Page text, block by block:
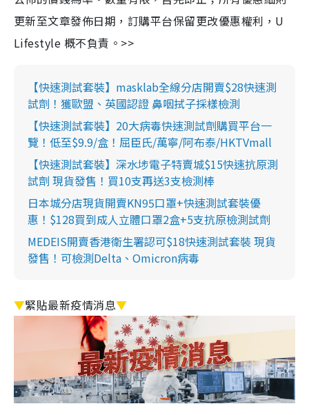
更新至文章發佈日期，訂購平台保留更改優惠權利，U
Lifestyle 概不負責。>>
【快速測試套裝】masklab全線分店開賣$28快速測
試劑！獲歐盟、英國認證 鼻咽拭子採樣檢測
【快速測試套裝】20大病毒快速測試劑購買平台一
覽！低至$9.9/盒！屈臣氏/萬寧/阿布泰/HKTVmall
【快速測試套裝】深水埗電子特賣城$15快速抗原測
試劑 現貨發售！買10支再送3支檢測棒
日本城分店現貨開賣KN95口罩+快速測試套裝優
惠！$128買到成人立體口罩2盒+5支抗原檢測試劑
MEDEIS開賣香港衛生署認可$18快速測試套裝 現貨
發售！可檢測Delta、Omicron病毒
▼緊貼最新疫情消息▼